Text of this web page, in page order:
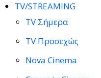
TV/STREAMING
TV Σήμερα
TV Προσεχώς
Nova Cinema